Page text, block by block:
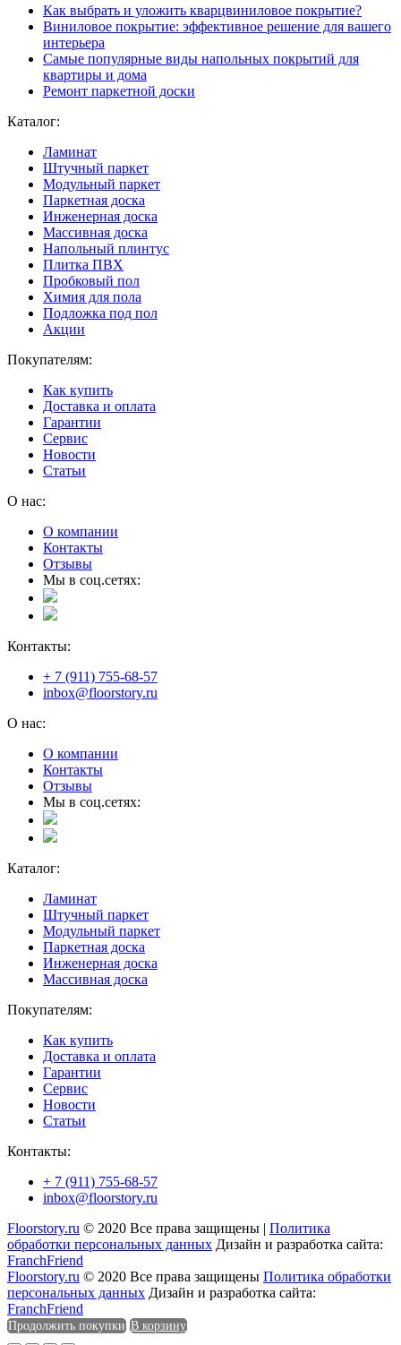
Как выбрать и уложить кварцвиниловое покрытие?
Виниловое покрытие: эффективное решение для вашего
интерьера
Самые популярные виды напольных покрытий для
квартиры и дома
Ремонт паркетной доски
Каталог:
Ламинат
Штучный паркет
Модульный паркет
Паркетная доска
Инженерная доска
Массивная доска
Напольный плинтус
Плитка ПВХ
Пробковый пол
Химия для пола
Подложка под пол
Акции
Покупателям:
Как купить
Доставка и оплата
Гарантии
Сервис
Новости
Статьи
О нас:
О компании
Контакты
Отзывы
Мы в соц.сетях:
Контакты:
+ 7 (911) 755-68-57
inbox@floorstory.ru
О нас:
О компании
Контакты
Отзывы
Мы в соц.сетях:
Каталог:
Ламинат
Штучный паркет
Модульный паркет
Паркетная доска
Инженерная доска
Массивная доска
Покупателям:
Как купить
Доставка и оплата
Гарантии
Сервис
Новости
Статьи
Контакты:
+ 7 (911) 755-68-57
inbox@floorstory.ru
Floorstory.ru © 2020 Все права защищены | Политика
обработки персональных данных Дизайн и разработка сайта:
FranchFriend
Floorstory.ru © 2020 Все права защищены Политика обработки
персональных данных Дизайн и разработка сайта:
FranchFriend
Продолжить покупки В корзину